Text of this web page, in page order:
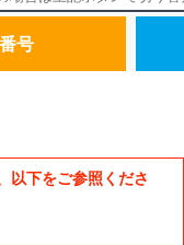
号
以下をご参照くださ